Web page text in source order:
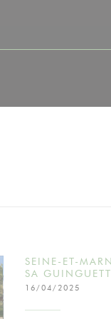
SEINE-ET-
SA
16/04/2025